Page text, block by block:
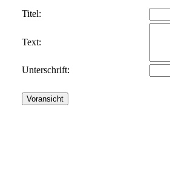
Titel:
Text:
Unterschrift: